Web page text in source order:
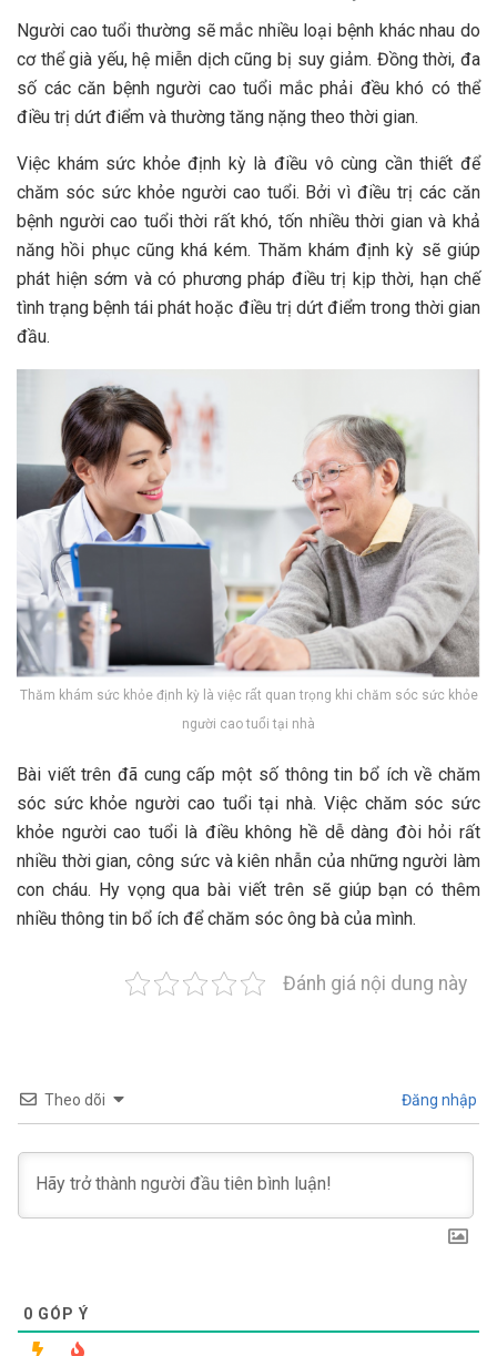
Người cao tuổi thường sẽ mắc nhiều loại bệnh khác nhau do
cơ thể già yếu, hệ miễn dịch cũng bị suy giảm. Đồng thời, đa
số các căn bệnh người cao tuổi mắc phải đều khó có thể
điều trị dứt điểm và thường tăng nặng theo thời gian.
Việc khám sức khỏe định kỳ là điều vô cùng cần thiết để
chăm sóc sức khỏe người cao tuổi. Bởi vì điều trị các căn
bệnh người cao tuổi thời rất khó, tốn nhiều thời gian và khả
năng hồi phục cũng khá kém. Thăm khám định kỳ sẽ giúp
phát hiện sớm và có phương pháp điều trị kịp thời, hạn chế
tình trạng bệnh tái phát hoặc điều trị dứt điểm trong thời gian
đầu.
Thăm khám sức khỏe định kỳ là việc rất quan trọng khi chăm sóc sức khỏe
người cao tuổi tại nhà
Bài viết trên đã cung cấp một số thông tin bổ ích về chăm
sóc sức khỏe người cao tuổi tại nhà. Việc chăm sóc sức
khỏe người cao tuổi là điều không hề dễ dàng đòi hỏi rất
nhiều thời gian, công sức và kiên nhẫn của những người làm
con cháu. Hy vọng qua bài viết trên sẽ giúp bạn có thêm
nhiều thông tin bổ ích để chăm sóc ông bà của mình.
Đánh giá nội dung này
Theo dõi Đăng nhập
0 GÓP Ý